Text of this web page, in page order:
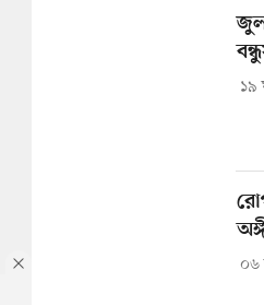
১৯
০৬